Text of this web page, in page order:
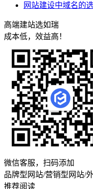
网站建设中域名的
高端建站选如瑞
成本低，效益高！
微信客服，扫码添加
品牌型网站/营销型网站/
推荐阅读